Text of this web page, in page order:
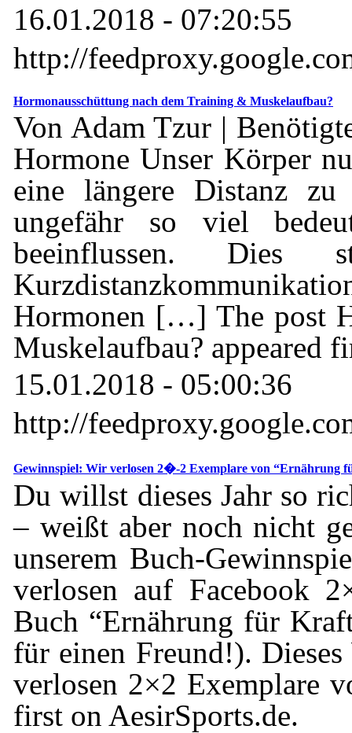
16.01.2018 - 07:20:55
http://
Hormonausschüttung nach dem Training & Muskelaufbau?
Von Adam Tzur |
Hormone Unser Körper
eine längere Distanz zu
ungefähr so viel
beeinflussen.
Hormonen […] The post
Muskelaufbau? appeared
15.01.2018 - 05:00:36
http://
Gewinnspiel: Wir verlosen 2�-2 Exemplare von “Ernährung
Du willst dieses Jahr so
– weißt aber noch nicht
unserem Buch-
verlosen auf Facebook
Buch “Ernährung für
für einen Freund!).
verlosen 2×2 Exemplare
first on AesirSports.de.